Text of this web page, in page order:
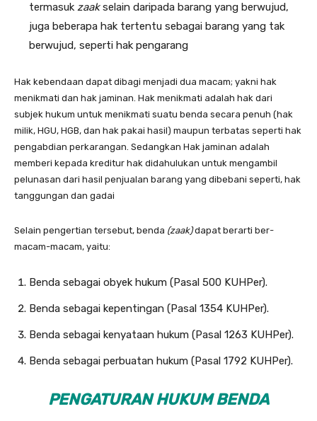
termasuk zaakselain daripada barang yang berwujud,
juga beberapa hak tertentu sebagai barang yang tak
berwujud, seperti hak pengarang
Hak kebendaan dapat dibagi menjadi dua macam; yakni hak
menikmati dan hak jaminan. Hak menikmati adalah hak dari
subjek hukum untuk menikmati suatu benda secara penuh (hak
milik, HGU, HGB, dan hak pakai hasil) maupun terbatas seperti hak
pengabdian perkarangan. Sedangkan Hak jaminan adalah
memberi kepada kreditur hak didahulukan untuk mengambil
pelunasan dari hasil penjualan barang yang dibebani seperti, hak
tanggungan dan gadai
Selain pengertian tersebut, benda (zaak)dapat berarti ber­
macam-macam, yaitu:
Benda sebagai obyek hukum (Pasal 500 KUHPer).
Benda sebagai kepentingan (Pasal 1354 KUHPer).
Benda sebagai kenyataan hukum (Pasal 1263 KUHPer).
Benda sebagai perbuatan hukum (Pasal 1792 KUHPer).
PENGATURAN HUKUM BENDA